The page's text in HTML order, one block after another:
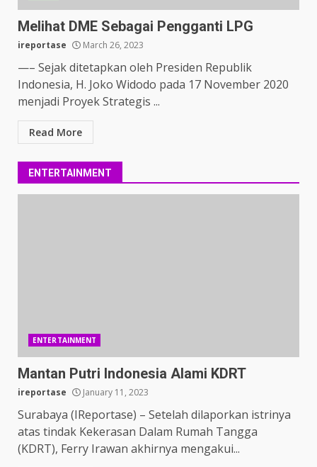
Melihat DME Sebagai Pengganti LPG
ireportase March 26, 2023
—– Sejak ditetapkan oleh Presiden Republik
Indonesia, H. Joko Widodo pada 17 November 2020
menjadi Proyek Strategis ...
Read More
ENTERTAINMENT
ENTERTAINMENT
Mantan Putri Indonesia Alami KDRT
ireportase January 11, 2023
Surabaya (IReportase) – Setelah dilaporkan istrinya
atas tindak Kekerasan Dalam Rumah Tangga
(KDRT), Ferry Irawan akhirnya mengakui...